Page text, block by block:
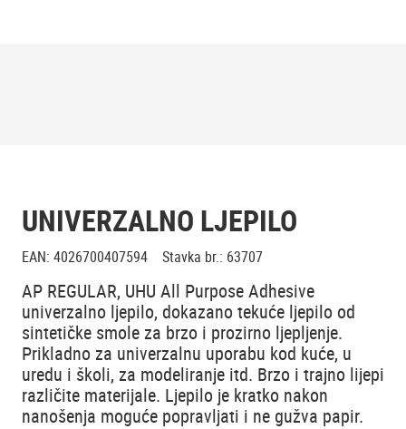
UNIVERZALNO LJEPILO
EAN: 4026700407594 Stavka br.: 63707
AP REGULAR, UHU All Purpose Adhesive
univerzalno ljepilo, dokazano tekuće ljepilo od
sintetičke smole za brzo i prozirno ljepljenje.
Prikladno za univerzalnu uporabu kod kuće, u
uredu i školi, za modeliranje itd. Brzo i trajno lijepi
različite materijale. Ljepilo je kratko nakon
nanošenja moguće popravljati i ne gužva papir.